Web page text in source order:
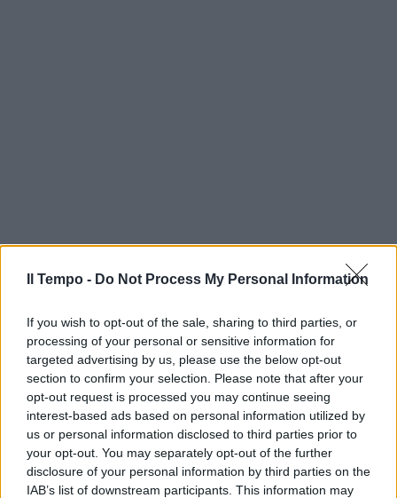
Il Tempo - Do Not Process My Personal Information
If you wish to opt-out of the sale, sharing to third parties, or
processing of your personal or sensitive information for
targeted advertising by us, please use the below opt-out
section to confirm your selection. Please note that after your
opt-out request is processed you may continue seeing
interest-based ads based on personal information utilized by
us or personal information disclosed to third parties prior to
your opt-out. You may separately opt-out of the further
disclosure of your personal information by third parties on the
IAB’s list of downstream participants. This information may
In evidenza